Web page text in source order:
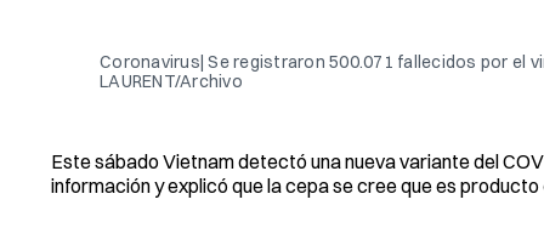
Coronavirus| Se registraron 500.071 fallecidos por el
LAURENT/Archivo
Este sábado Vietnam detectó una nueva variante del
información y explicó que la cepa se cree que es